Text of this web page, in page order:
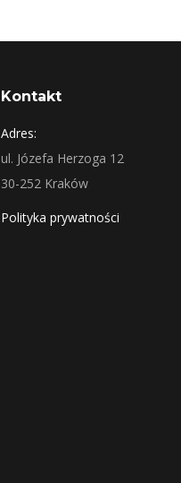
Kontakt
Adres:
ul. Józefa Herzoga 12
30-252 Kraków
Polityka prywatności